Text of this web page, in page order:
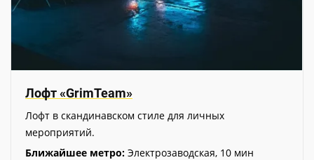
Лофт «GrimTeam»
Лофт в скандинавском стиле для личных
мероприятий.
Ближайшее метро: Электрозаводская, 10 мин